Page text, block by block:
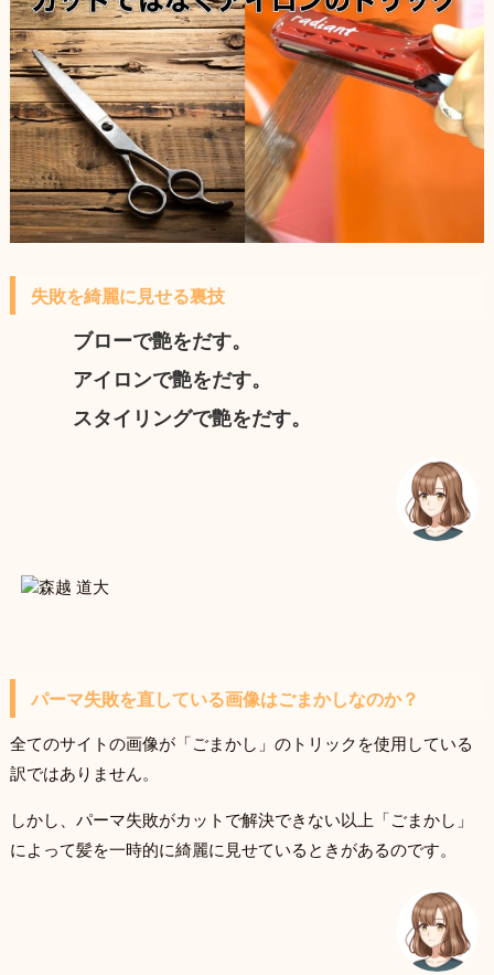
失敗を綺麗に見せる裏技
ブローで艶をだす。
アイロンで艶をだす。
スタイリングで艶をだす。
パーマ失敗を直している画像はごまかしなのか？
全てのサイトの画像が「ごまかし」のトリックを使用している
訳ではありません。
しかし、パーマ失敗がカットで解決できない以上「ごまかし」
によって髪を一時的に綺麗に見せているときがあるのです。